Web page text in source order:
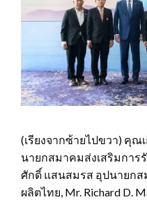
(เรียงจากซ้ายไปขวา) คุณ
นายกสมาคมส่งเสริมกา
ศักดิ์ แสนสมรส อุปนายกส
ผลิตไทย, Mr. Richard D.